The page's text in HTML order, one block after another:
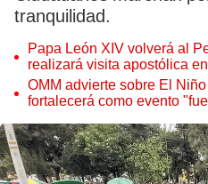
tranquilidad.
Papa León XIV volverá al
realizará visita apostólica
OMM advierte sobre El
fortalecerá como evento